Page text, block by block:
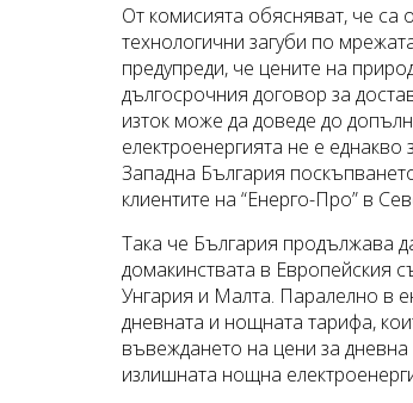
От комисията обясняват, че са
технологични загуби по
предупреди, че цените на
дългосрочния договор за
изток може да доведе до
електроенергията не е еднакво
Западна България
клиентите на “Енерго-Про” в
Така че България продължава
домакинствата в Европейския
Унгария и Малта. Паралелно в
дневната и нощната тарифа,
въвеждането на цени за
излишната нощна